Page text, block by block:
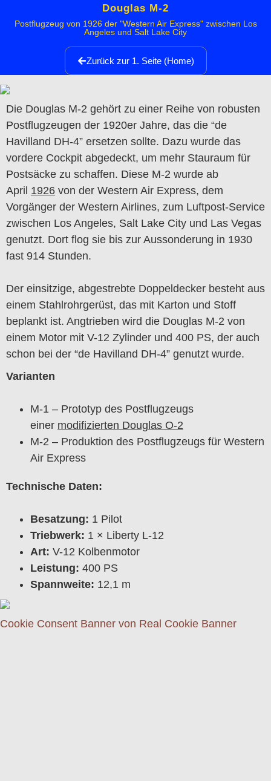
Douglas M-2
Postflugzeug von 1926 der "Western Air Express" zwischen Los
Angeles und Salt Lake City
Zurück zur 1. Seite (Home)
Die Douglas M-2 gehört zu einer Reihe von robusten
Postflugzeugen der 1920er Jahre, das die “de
Havilland DH-4” ersetzen sollte. Dazu wurde das
vordere Cockpit abgedeckt, um mehr Stauraum für
Postsäcke zu schaffen. Diese M-2 wurde ab
April 1926 von der Western Air Express, dem
Vorgänger der Western Airlines, zum Luftpost-Service
zwischen Los Angeles, Salt Lake City und Las Vegas
genutzt. Dort flog sie bis zur Aussonderung in 1930
fast 914 Stunden.
Der einsitzige, abgestrebte Doppeldecker besteht aus
einem Stahlrohrgerüst, das mit Karton und Stoff
beplankt ist. Angtrieben wird die Douglas M-2 von
einem Motor mit V-12 Zylinder und 400 PS, der auch
schon bei der “de Havilland DH-4” genutzt wurde.
Varianten
M-1 – Prototyp des Postflugzeugs
einer modifizierten Douglas O-2
M-2 – Produktion des Postflugzeugs für Western
Air Express
Technische Daten:
Besatzung: 1 Pilot
Triebwerk: 1 × Liberty L-12
Art: V-12 Kolbenmotor
Leistung: 400 PS
Spannweite: 12,1 m
Cookie Consent Banner von Real Cookie Banner